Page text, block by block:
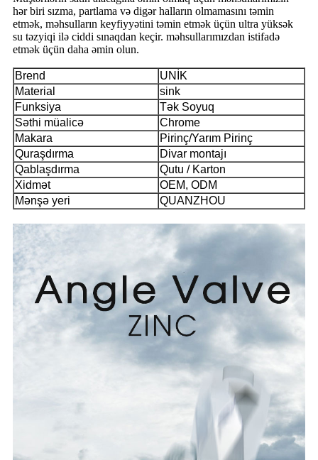
hər biri sızma, partlama və digər halların olmamasını təmin
etmək, məhsulların keyfiyyətini təmin etmək üçün ultra yüksək
su təzyiqi ilə ciddi sınaqdan keçir. məhsullarımızdan istifadə
etmək üçün daha əmin olun.
Brend
UNİK
Material
sink
Funksiya
Tək Soyuq
Səthi müalicə
Chrome
Makara
Pirinç/Yarım Pirinç
Quraşdırma
Divar montajı
Qablaşdırma
Qutu / Karton
Xidmət
OEM, ODM
Mənşə yeri
QUANZHOU